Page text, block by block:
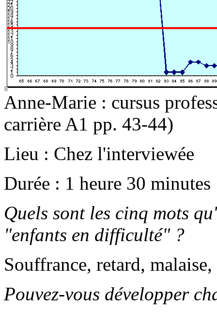
Anne-Marie : cursus
carrière A1 pp. 43-44)
Lieu : Chez l'interviewée
Durée : 1 heure 30 minutes
Quels sont les cinq mots
"enfants en difficulté" ?
Souffrance, retard,
Pouvez-vous développer